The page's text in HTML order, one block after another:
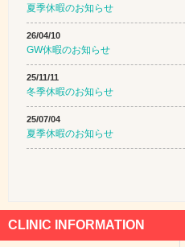
夏季休暇のお知らせ
26/04/10
GW休暇のお知らせ
25/11/11
冬季休暇のお知らせ
25/07/04
夏季休暇のお知らせ
CLINIC INFORMATION